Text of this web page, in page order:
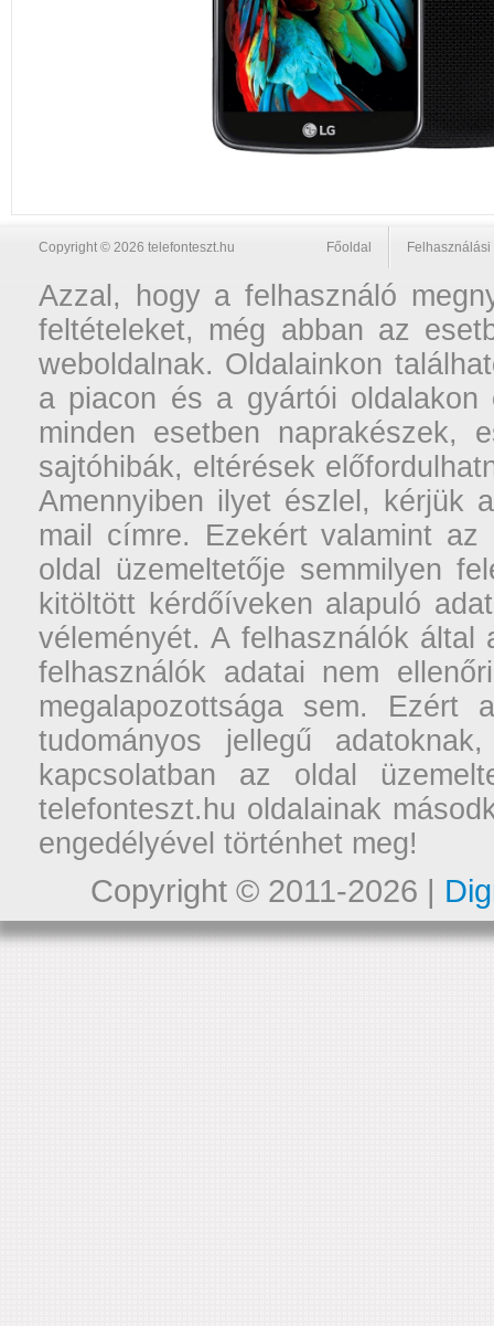
Copyright © 2026 telefonteszt.hu Főoldal
Azzal, hogy a felhasználó
feltételeket, még abban az
weboldalnak. Oldalainkon
a piacon és a gyártói oldalakon
minden esetben naprakészek,
sajtóhibák, eltérések
Amennyiben ilyet észlel, kérjük
mail címre. Ezekért valamint
oldal üzemeltetője semmilyen
kitöltött kérdőíveken alapuló
véleményét. A felhasználók
felhasználók adatai nem
megalapozottsága sem. Ezért
tudományos jellegű
kapcsolatban az oldal
telefonteszt.hu oldalainak
engedélyével történhet meg!
Copyright © 2011-2026 |